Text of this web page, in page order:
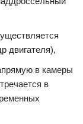
двигателя),
в камеры
в